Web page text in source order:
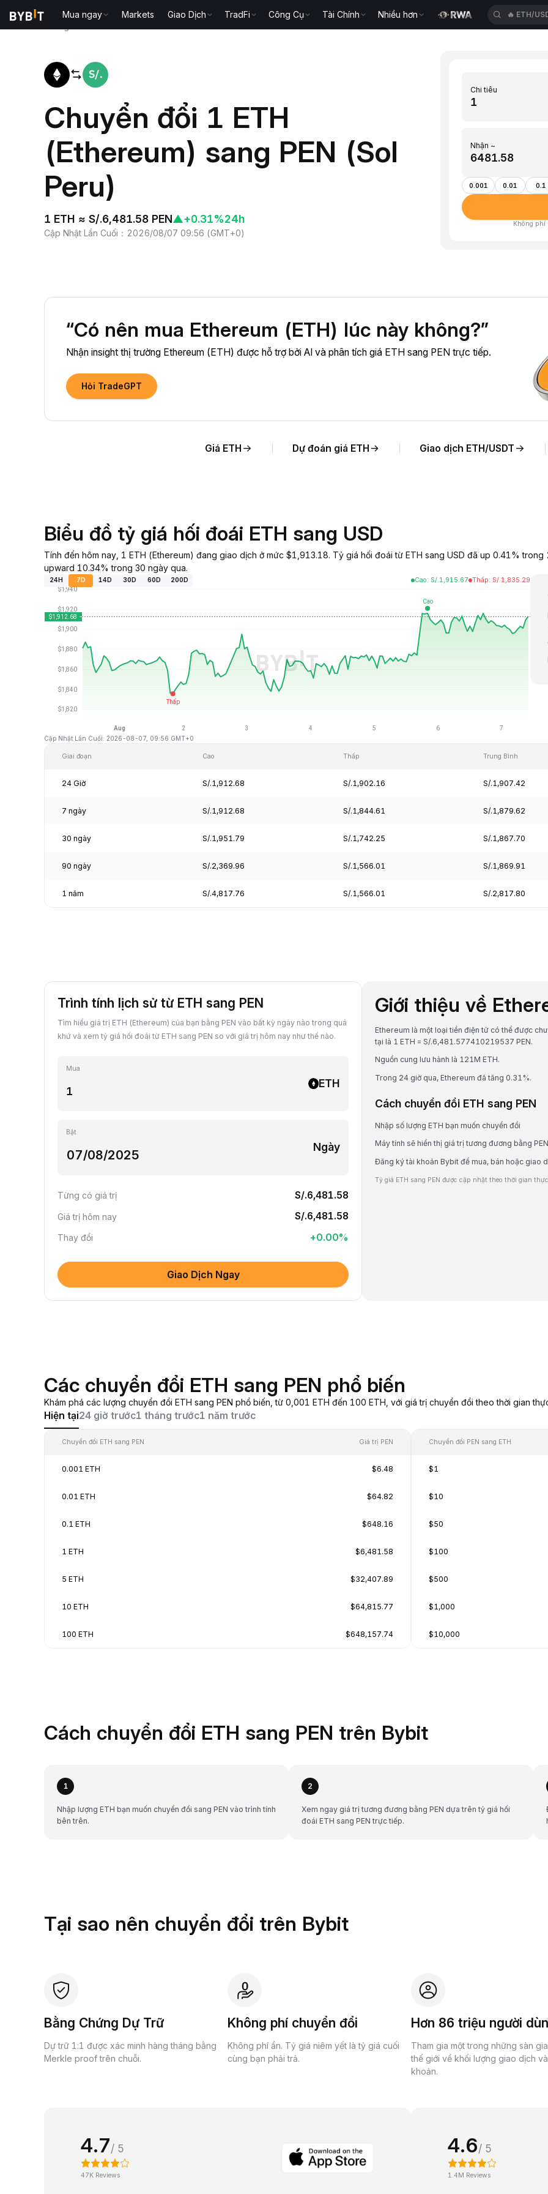
Mua ngay Markets Giao Dịch TradFi Công Cụ Tài Chính Nhiều hơn 🔥 ETH/
Chuyển đổi 1 ETH
(Ethereum) sang PEN (Sol
Peru)
1 ETH ≈ S/.6,481.58 PEN▲+0.31%24h
Cập Nhật Lần Cuối ： 2026/08/07 09:56 (GMT+0)
Chi tiêu
Nhận ~
0.001 0.01 0.1
Không phí
“Có nên mua Ethereum (ETH) lúc này không?”
Nhận insight thị trường Ethereum (ETH) được hỗ trợ bởi AI và phân tích giá ETH sang PEN trực tiếp.
Hỏi TradeGPT
Giá ETH Dự đoán giá ETH Giao dịch ETH/USDT
Biểu đồ tỷ giá hối đoái ETH sang USD
Tính đến hôm nay, 1 ETH (Ethereum) đang giao dịch ở mức $1,913.18. Tỷ giá hối đoái từ ETH sang USD đã up 0.41%
upward 10.34% trong 30 ngày qua.
24H 7D 14D 30D 60D 200D Cao: S/.1,915.67 Thấp: S/.1,835.29
Cập Nhật Lần Cuối: 2026-08-07, 09:56 GMT+0
Giai đoạn Cao Thấp Trung Bình
24 Giờ S/.1,912.68 S/.1,902.16 S/.1,907.42
7 ngày S/.1,912.68 S/.1,844.61 S/.1,879.62
30 ngày S/.1,951.79 S/.1,742.25 S/.1,867.70
90 ngày S/.2,369.96 S/.1,566.01 S/.1,869.91
1 năm S/.4,817.76 S/.1,566.01 S/.2,817.80
Trình tính lịch sử từ ETH sang PEN
Tìm hiểu giá trị ETH (Ethereum) của bạn bằng PEN vào bất kỳ ngày nào trong quá
khứ và xem tỷ giá hối đoái từ ETH sang PEN so với giá trị hôm nay như thế nào.
Mua
ETH
Bật
Ngày
Từng có giá trị S/.6,481.58
Giá trị hôm nay S/.6,481.58
Thay đổi +0.00%
Giao Dịch Ngay
Giới thiệu về
Ethereum là một loại tiền điện tử có thể được
tại là 1 ETH = S/.6,481.577410219537 PEN.
Nguồn cung lưu hành là 121M ETH.
Trong 24 giờ qua, Ethereum đã tăng 0.31%.
Cách chuyển đổi ETH sang PEN
Nhập số lượng ETH bạn muốn chuyển đổi
Máy tính sẽ hiển thị giá trị tương đương bằng PEN
Đăng ký tài khoản Bybit để mua, bán hoặc giao
Tỷ giá ETH sang PEN được cập nhật theo thời gian
Các chuyển đổi ETH sang PEN phổ biến
Khám phá các lượng chuyển đổi ETH sang PEN phổ biến, từ 0,001 ETH đến 100 ETH, với giá trị chuyển đổi theo thời gian
Hiện tại24 giờ trước1 tháng trước1 năm trước
Chuyển đổi ETH sang PEN Giá trị PEN
0.001 ETH $6.48
0.01 ETH $64.82
0.1 ETH $648.16
1 ETH $6,481.58
5 ETH $32,407.89
10 ETH $64,815.77
100 ETH $648,157.74
Chuyển đổi PEN sang ETH
$1
$10
$50
$100
$500
$1,000
$10,000
Cách chuyển đổi ETH sang PEN trên Bybit
1
Nhập lượng ETH bạn muốn chuyển đổi sang PEN vào trình tính
bên trên.
2
Xem ngay giá trị tương đương bằng PEN dựa trên tỷ giá hối
đoái ETH sang PEN trực tiếp.
Tại sao nên chuyển đổi trên Bybit
Bằng Chứng Dự Trữ
Dự trữ 1:1 được xác minh hàng tháng bằng
Merkle proof trên chuỗi.
Không phí chuyển đổi
Không phí ẩn. Tỷ giá niêm yết là tỷ giá cuối
cùng bạn phải trả.
Hơn 86 triệu người
Tham gia một trong những sàn
thế giới về khối lượng giao dịch
khoản.
4.7/ 5
47K Reviews
4.6/ 5
1.4M Reviews